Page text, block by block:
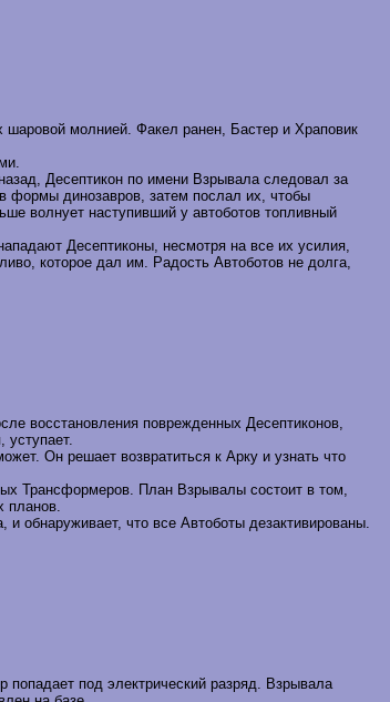
молнией. Факел ранен, Бастер и Храповик
Десептикон по имени Взрывала следовал за
формы динозавров, затем послал их, чтобы
волнует наступивший у автоботов топливный
Десептиконы, несмотря на все их усилия,
которое дал им. Радость Автоботов не долга,
восстановления поврежденных Десептиконов,
Он решает возвратиться к Арку и узнать что
Трансформеров. План Взрывалы состоит в том,
планов.
обнаруживает, что все Автоботы дезактивированы.
под электрический разряд. Взрывала